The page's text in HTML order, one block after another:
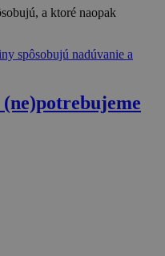
a ktoré naopak
spôsobujú nadúvanie a